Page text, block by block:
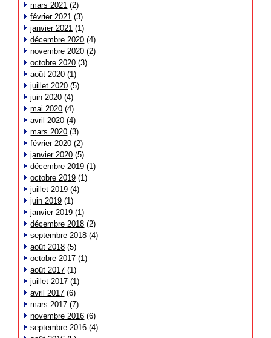
mars 2021 (2)
février 2021 (3)
janvier 2021 (1)
décembre 2020 (4)
novembre 2020 (2)
octobre 2020 (3)
août 2020 (1)
juillet 2020 (5)
juin 2020 (4)
mai 2020 (4)
avril 2020 (4)
mars 2020 (3)
février 2020 (2)
janvier 2020 (5)
décembre 2019 (1)
octobre 2019 (1)
juillet 2019 (4)
juin 2019 (1)
janvier 2019 (1)
décembre 2018 (2)
septembre 2018 (4)
août 2018 (5)
octobre 2017 (1)
août 2017 (1)
juillet 2017 (1)
avril 2017 (6)
mars 2017 (7)
novembre 2016 (6)
septembre 2016 (4)